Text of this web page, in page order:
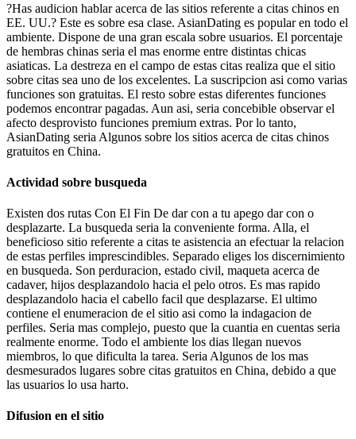
?Has audicion hablar acerca de las sitios referente a citas chinos en
EE. UU.? Este es sobre esa clase. AsianDating es popular en todo el
ambiente. Dispone de una gran escala sobre usuarios. El porcentaje
de hembras chinas seri­a el mas enorme entre distintas chicas
asiaticas. La destreza en el campo de estas citas realiza que el sitio
sobre citas sea uno de los excelentes. La suscripcion asi­ como varias
funciones son gratuitas. El resto sobre estas diferentes funciones
podemos encontrar pagadas. Aun asi, seri­a concebible observar el
afecto desprovisto funciones premium extras. Por lo tanto,
AsianDating seri­a Algunos sobre los sitios acerca de citas chinos
gratuitos en China.
Actividad sobre busqueda
Existen dos rutas Con El Fin De dar con a tu apego dar con o
desplazarte. La busqueda seri­a la conveniente forma. Alla, el
beneficioso sitio referente a citas te asistencia an efectuar la relacion
de estas perfiles imprescindibles. Separado eliges los discernimiento
en busqueda. Son perduracion, estado civil, maqueta acerca de
cadaver, hijos desplazandolo hacia el pelo otros. Es mas rapido
desplazandolo hacia el cabello facil que desplazarse. El ultimo
contiene el enumeracion de el sitio asi­ como la indagacion de
perfiles. Seri­a mas complejo, puesto que la cuanti­a en cuentas seri­a
realmente enorme. Todo el ambiente los dias llegan nuevos
miembros, lo que dificulta la tarea. Seri­a Algunos de los mas
desmesurados lugares sobre citas gratuitos en China, debido a que
las usuarios lo usa harto.
Difusion en el sitio